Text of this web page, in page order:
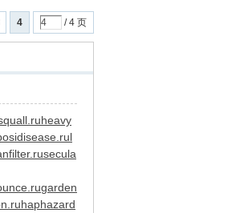
4 / 4 页
heavy
l
secula
garden
haphazard